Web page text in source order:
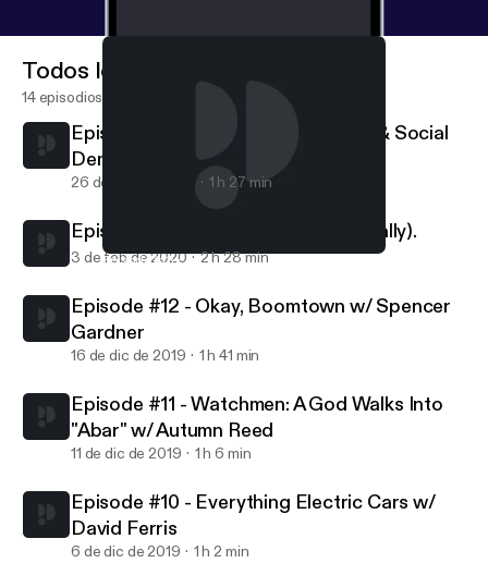
Episode #13 - Watchmen Finale (finally).
Todos los episodios
14 episodios
Episode #14 - Spokane Journalism & Social
Democracy w/ Pia Hallenberg
26 de feb de 2020 1 h 27 min
Episode #13 - Watchmen Finale (finally).
3 de feb de 2020 2 h 28 min
Episode #12 - Okay, Boomtown w/ Spencer
Gardner
16 de dic de 2019 1 h 41 min
Episode #11 - Watchmen: A God Walks Into
"Abar" w/ Autumn Reed
11 de dic de 2019 1 h 6 min
Episode #10 - Everything Electric Cars w/
David Ferris
6 de dic de 2019 1 h 2 min